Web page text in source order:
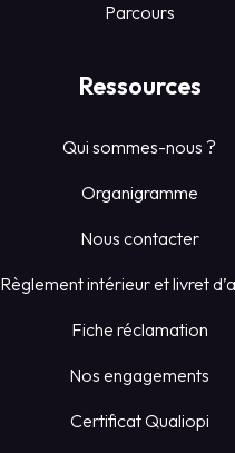
Parcours
Ressources
Qui sommes-nous ?
Organigramme
Nous contacter
Règlement intérieur et livret
Fiche réclamation
Nos engagements
Certificat Qualiopi